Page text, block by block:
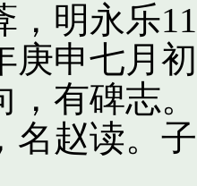
，明永乐
庚申七月
，有碑志
名赵读。